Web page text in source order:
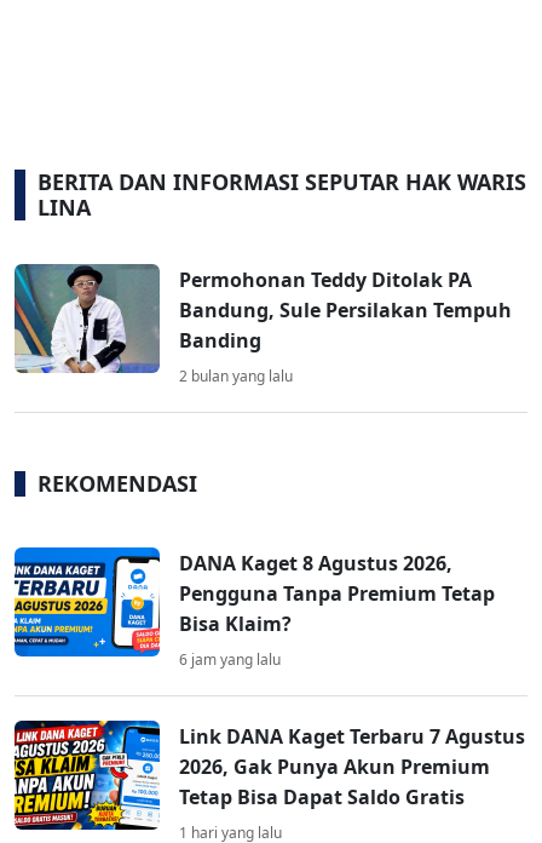
BERITA DAN INFORMASI SEPUTAR HAK WARIS
LINA
Permohonan Teddy Ditolak PA
Bandung, Sule Persilakan Tempuh
Banding
2 bulan yang lalu
REKOMENDASI
DANA Kaget 8 Agustus 2026,
Pengguna Tanpa Premium Tetap
Bisa Klaim?
6 jam yang lalu
Link DANA Kaget Terbaru 7 Agustus
2026, Gak Punya Akun Premium
Tetap Bisa Dapat Saldo Gratis
1 hari yang lalu